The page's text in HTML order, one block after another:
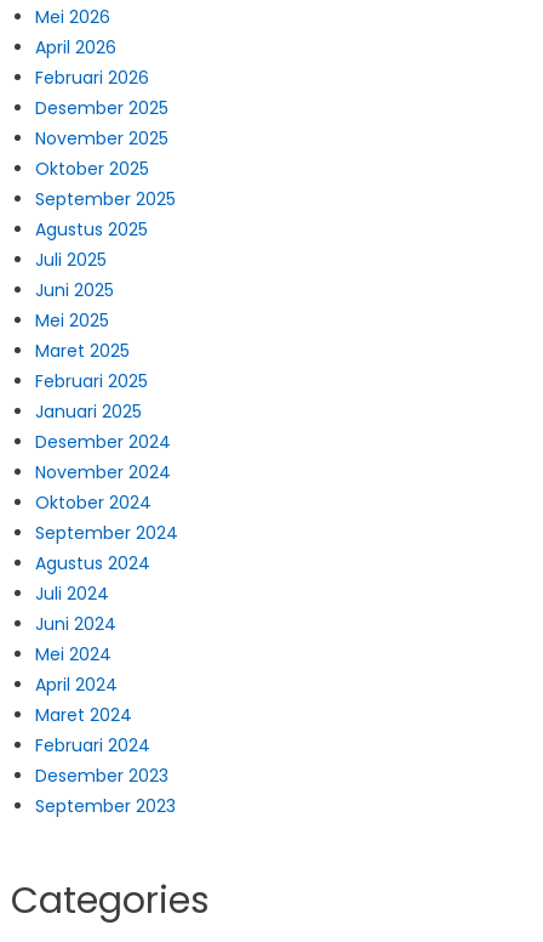
Mei 2026
April 2026
Februari 2026
Desember 2025
November 2025
Oktober 2025
September 2025
Agustus 2025
Juli 2025
Juni 2025
Mei 2025
Maret 2025
Februari 2025
Januari 2025
Desember 2024
November 2024
Oktober 2024
September 2024
Agustus 2024
Juli 2024
Juni 2024
Mei 2024
April 2024
Maret 2024
Februari 2024
Desember 2023
September 2023
Categories